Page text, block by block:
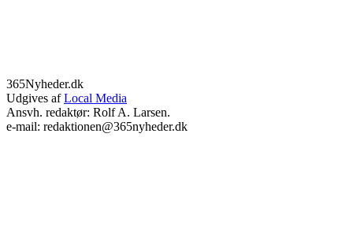
365Nyheder.dk
Udgives afLocal Media
Ansvh. redaktør: Rolf A. Larsen.
e-mail: redaktionen@365nyheder.dk